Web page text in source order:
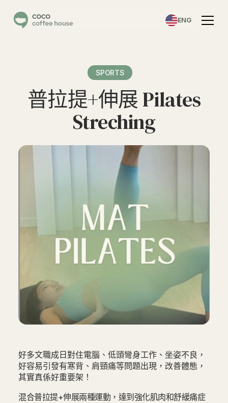
ENG
SPORTS
普拉提+伸展 Pilates
Streching
好多文職成日對住電腦、低頭彎身工作、坐姿不良，
好容易引發有寒背、肩頸痛等問題出現，改善體態，
其實真係好重要架！
混合普拉提+伸展兩種運動，達到強化肌肉和舒緩痛症